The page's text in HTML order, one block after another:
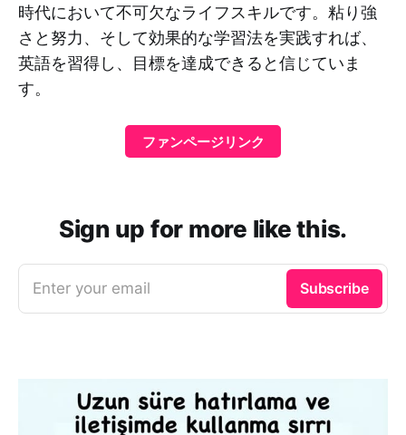
時代において不可欠なライフスキルです。粘り強
さと努力、そして効果的な学習法を実践すれば、
英語を習得し、目標を達成できると信じていま
す。
ファンページリンク
Sign up for more like this.
Enter your email Subscribe